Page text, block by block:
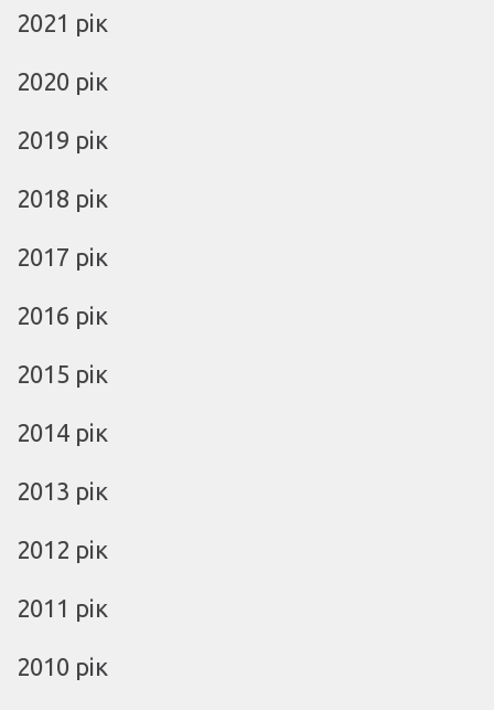
2021 рік
2020 рік
2019 рік
2018 рік
2017 рік
2016 рік
2015 рік
2014 рік
2013 рік
2012 рік
2011 рік
2010 рік